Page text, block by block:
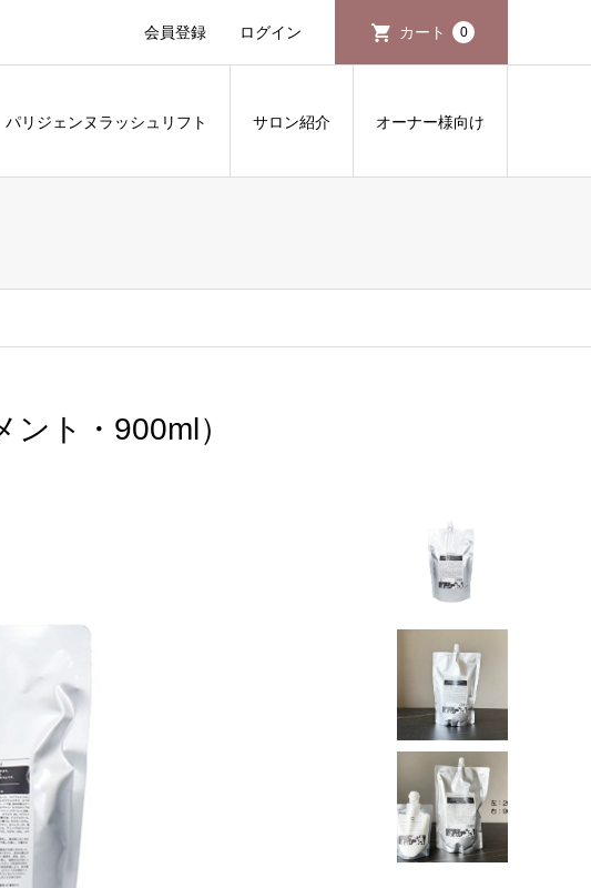
会員登録 ログイン カート 0
パリジェンヌラッシュリフト サロン紹介 オーナー様向け
ト・900ml）